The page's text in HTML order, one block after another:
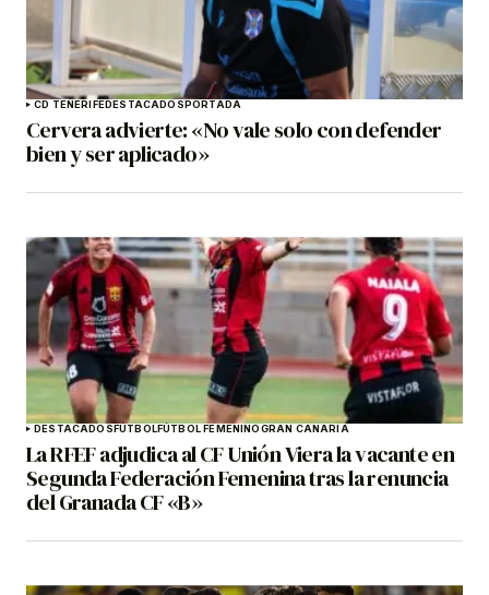
CD TENERIFEDESTACADOSPORTADA
Cervera advierte: «No vale solo con defender
bien y ser aplicado»
DESTACADOSFÚTBOLFÚTBOL FEMENINOGRAN CANARIA
La RFEF adjudica al CF Unión Viera la vacante en
Segunda Federación Femenina tras la renuncia
del Granada CF «B»